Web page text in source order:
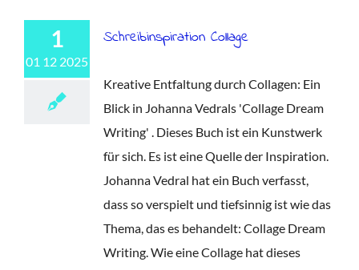
1
01 12 2025
Schreibinspiration Collage
Kreative Entfaltung durch Collagen: Ein
Blick in Johanna Vedrals 'Collage Dream
Writing' . Dieses Buch ist ein Kunstwerk
für sich. Es ist eine Quelle der Inspiration.
Johanna Vedral hat ein Buch verfasst,
dass so verspielt und tiefsinnig ist wie das
Thema, das es behandelt: Collage Dream
Writing. Wie eine Collage hat dieses